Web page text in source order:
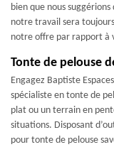
bien que nous
notre travail sera
notre offre par rapport à
Tonte de pelouse
Engagez Baptiste
spécialiste en tonte de
plat ou un terrain en
situations. Disposant
pour tonte de pelouse